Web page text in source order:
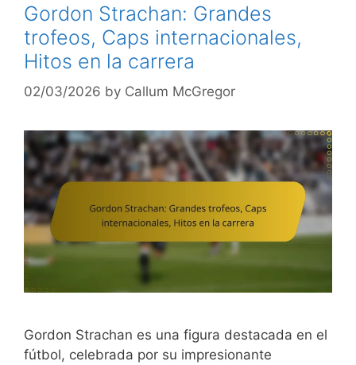
Gordon Strachan: Grandes
trofeos, Caps internacionales,
Hitos en la carrera
02/03/2026 by Callum McGregor
Gordon Strachan es una figura destacada en el
fútbol, celebrada por su impresionante